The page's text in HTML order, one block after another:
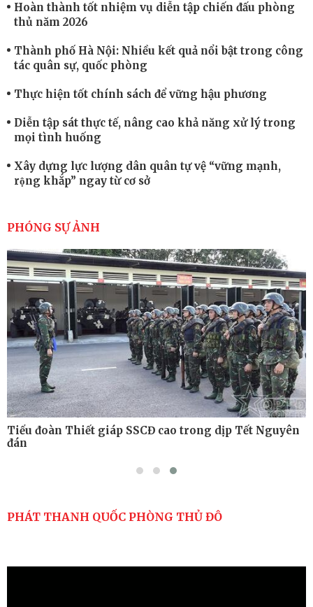
Hoàn thành tốt nhiệm vụ diễn tập chiến đấu phòng
thủ năm 2026
Thành phố Hà Nội: Nhiều kết quả nổi bật trong công
tác quân sự, quốc phòng
Thực hiện tốt chính sách để vững hậu phương
Diễn tập sát thực tế, nâng cao khả năng xử lý trong
mọi tình huống
Xây dựng lực lượng dân quân tự vệ “vững mạnh,
rộng khắp” ngay từ cơ sở
cao sức mạnh chiến đấu
Tiểu đoàn Thiết giáp hoàn thành tốt diễn tập chiến
thuật có bắn đạn thật
Nơi sinh viên rèn ý trí, luyện kỹ năng
PHÓNG SỰ ẢNH
Tiểu đoàn Thiết giáp SSCĐ cao trong dịp Tết Nguyên
đán
PHÁT THANH QUỐC PHÒNG THỦ ĐÔ